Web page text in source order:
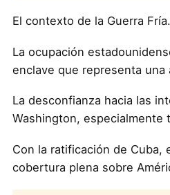
El contexto de la Guerra Fría.
La ocupación
enclave que representa una
La desconfianza hacia las
Washington, especialmente
Con la ratificación de Cuba,
cobertura plena sobre